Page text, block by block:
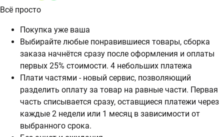
Всё просто
Покупка уже ваша
Выбирайте любые понравившиеся товары, сборка
заказа начнётся сразу после оформления и оплаты
первых 25% стоимости. 4 небольших платежа
Плати частями - новый сервис, позволяющий
разделить оплату за товар на равные части. Первая
часть списывается сразу, оставщиеся платежи через
каждые 2 недели или 1 месяц в зависимости от
выбранного срока.